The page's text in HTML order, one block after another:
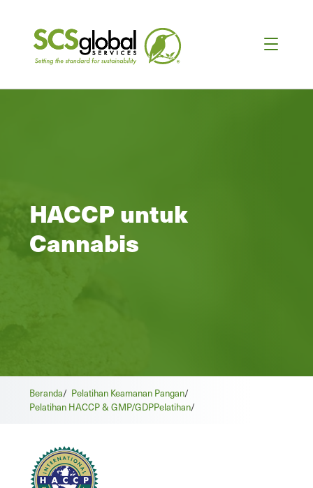
HACCP untuk
Cannabis
Beranda/ Pelatihan Keamanan Pangan/
Pelatihan HACCP & GMP/GDP
/
Pelatihan